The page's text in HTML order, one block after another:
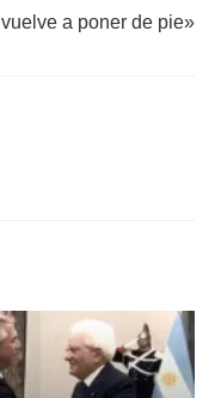
vuelve a poner de pie»